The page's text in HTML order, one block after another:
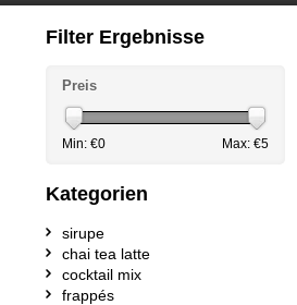
Filter Ergebnisse
Preis
Min: €0 Max: €5
Kategorien
sirupe
chai tea latte
cocktail mix
frappés